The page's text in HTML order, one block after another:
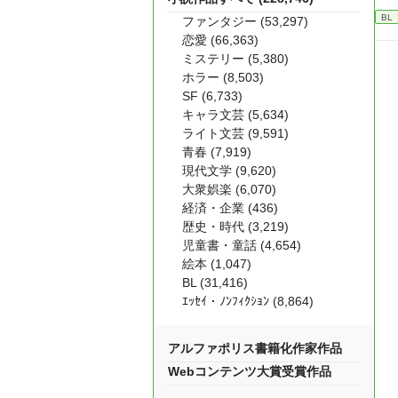
BL
ファンタジー (53,297)
恋愛 (66,363)
ミステリー (5,380)
ホラー (8,503)
SF (6,733)
キャラ文芸 (5,634)
ライト文芸 (9,591)
青春 (7,919)
現代文学 (9,620)
大衆娯楽 (6,070)
経済・企業 (436)
歴史・時代 (3,219)
児童書・童話 (4,654)
絵本 (1,047)
BL (31,416)
ｴｯｾｲ・ﾉﾝﾌｨｸｼｮﾝ (8,864)
アルファポリス書籍化作家作品
Webコンテンツ大賞受賞作品